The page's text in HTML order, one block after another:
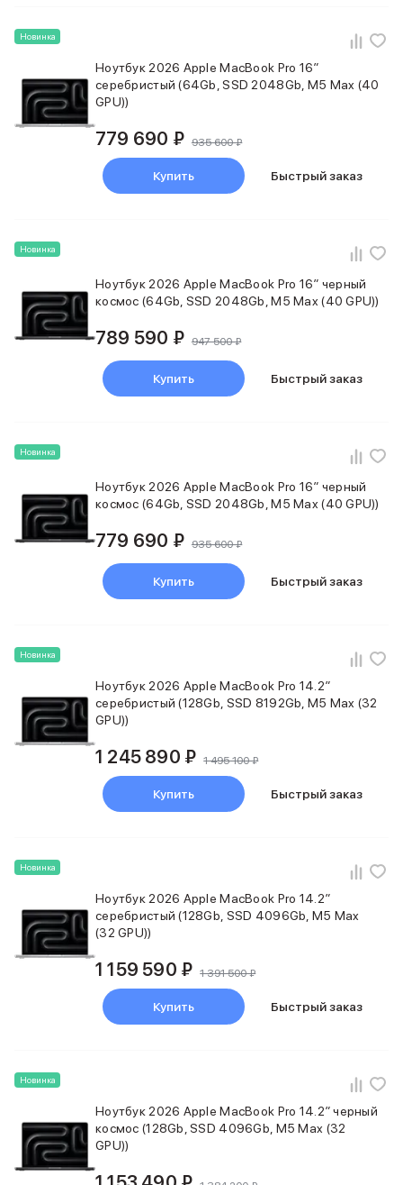
Наушники
Проводные наушники
Гарнитуры
Накладные наушники
Акустические системы
Баннер гарантия
Баннер доставка
Популярные бренды
Техника для дома
Баннер ПВЗ
Пылесосы
Популярные бренды
Dyson
Баннер доставка
Красота и здоровье
Укладка волос
Стайлеры
Выпрямители
Смарт-часы и фитнес-браслеты
Dyson
Huawei
Баннер сплит
Баннер ПВЗ
Баннер доставка
Новинка
Ноутбук 2026 Apple MacBook Pro 16″
серебристый (64Gb, SSD 2048Gb, M5 Max (40
GPU))
779 690 ₽ 935 600 ₽
Купить Быстрый заказ
Новинка
Ноутбук 2026 Apple MacBook Pro 16″ черный
космос (64Gb, SSD 2048Gb, M5 Max (40 GPU))
789 590 ₽ 947 500 ₽
Купить Быстрый заказ
Новинка
Ноутбук 2026 Apple MacBook Pro 16″ черный
космос (64Gb, SSD 2048Gb, M5 Max (40 GPU))
779 690 ₽ 935 600 ₽
Купить Быстрый заказ
Новинка
Ноутбук 2026 Apple MacBook Pro 14.2″
серебристый (128Gb, SSD 8192Gb, M5 Max (32
GPU))
1 245 890 ₽ 1 495 100 ₽
Купить Быстрый заказ
Новинка
Ноутбук 2026 Apple MacBook Pro 14.2″
серебристый (128Gb, SSD 4096Gb, M5 Max
(32 GPU))
1 159 590 ₽ 1 391 500 ₽
Купить Быстрый заказ
Новинка
Ноутбук 2026 Apple MacBook Pro 14.2″ черный
космос (128Gb, SSD 4096Gb, M5 Max (32
GPU))